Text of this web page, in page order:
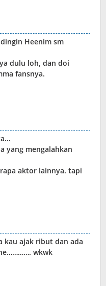
Heenim sm
dulu loh, dan doi
fansnya.
yang mengalahkan
aktor lainnya. tapi
kau ajak ribut dan ada
wkwk